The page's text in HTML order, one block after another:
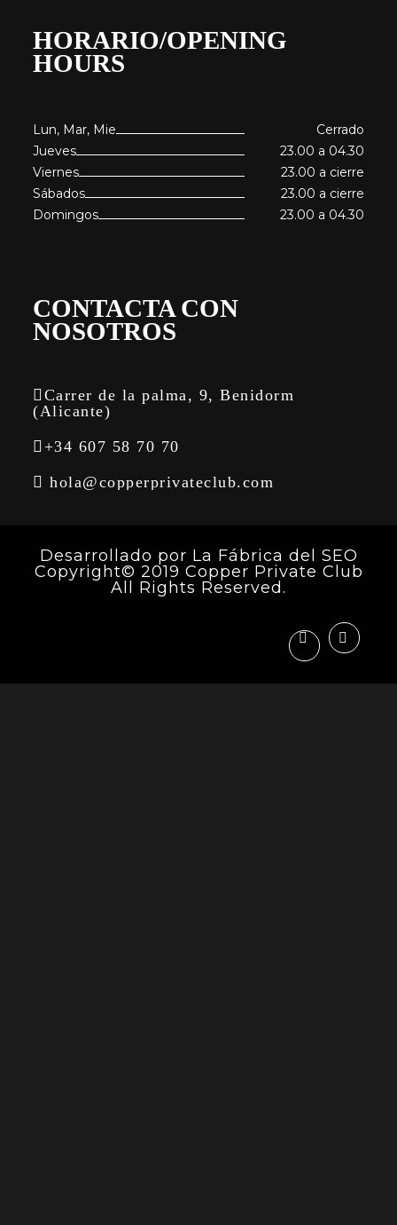
HORARIO/OPENING
HOURS
Lun, Mar, Mie
Cerrado
Jueves
23.00 a 04.30
Viernes
23.00 a cierre
Sábados
23.00 a cierre
Domingos
23.00 a 04.30
CONTACTA CON
NOSOTROS
Carrer de la palma, 9, Benidorm
(Alicante)
+34 607 58 70 70
hola@copperprivateclub.com
Desarrollado por La Fábrica del SEO
Copyright© 2019 Copper Private Club
All Rights Reserved.